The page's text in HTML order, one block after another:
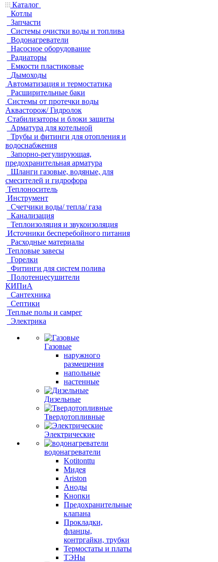
Каталог
Котлы
Запчасти
Системы очистки воды и топлива
Водонагреватели
Насосное оборудование
Радиаторы
Емкости пластиковые
Дымоходы
Автоматизация и термостатика
Расширительные баки
Системы от протечки воды
Аквасторож/ Гидролок
Стабилизаторы и блоки защиты
Арматура для котельной
Трубы и фитинги для отопления и
водоснабжения
Запорно-регулирующая,
предохранительная арматура
Шланги газовые, водяные, для
смесителей и гидрофора
Теплоноситель
Инструмент
Счетчики воды/ тепла/ газа
Канализация
Теплоизоляция и звукоизоляция
Источники бесперебойного питания
Расходные материалы
Тепловые завесы
Горелки
Фитинги для систем полива
Полотенцесушители
КИПиА
Сантехника
Септики
Теплые полы и самрег
Электрика
Газовые
наружного
размещения
напольные
настенные
Дизельные
Твердотопливные
Электрические
водонагреватели
Kotitonttu
Мидея
Ariston
Аноды
Кнопки
Предохранительные
клапана
Прокладки,
фланцы,
контргайки, трубки
Термостаты и платы
ТЭНы